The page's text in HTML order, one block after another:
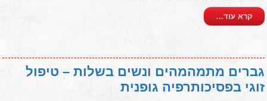
קרא עוד…
גברים מתמהמהים ונשים בשלות – טיפול
זוגי בפסיכותרפיה גופנית